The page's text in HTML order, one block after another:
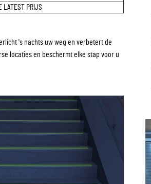
LATEST PRIJS
's nachts uw weg en verbetert de
locaties en beschermt elke stap voor u